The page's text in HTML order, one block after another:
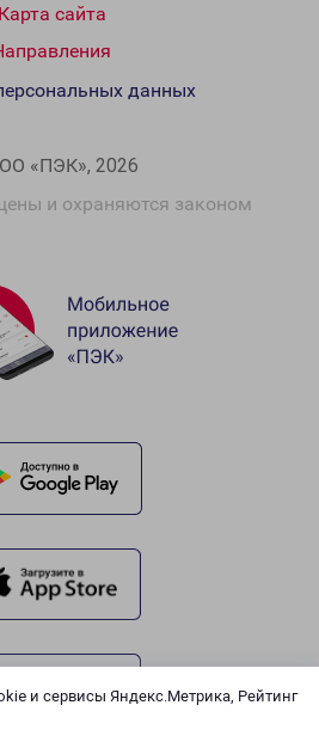
и сервисы Яндекс.Метрика, Рейтинг
Карта сайта
«ПЭК», 2026
и охраняются законом
данных